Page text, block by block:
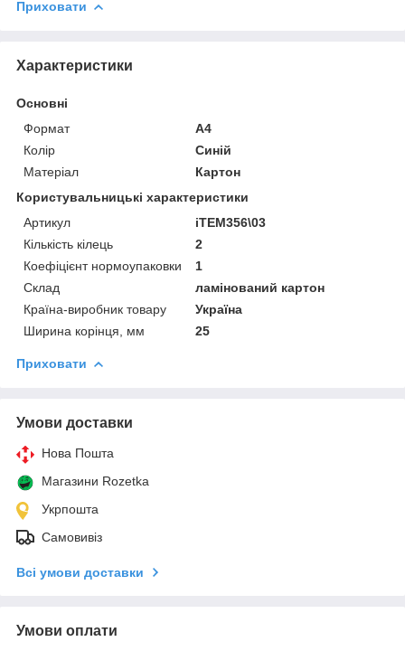
Приховати
Характеристики
Основні
Формат
A4
Колір
Синій
Матеріал
Картон
Користувальницькі характеристики
Артикул
iTEM356\03
Кількість кілець
2
Коефіцієнт нормоупаковки
1
Склад
ламінований картон
Країна-виробник товару
Україна
Ширина корінця, мм
25
Приховати
Умови доставки
Нова Пошта
Магазини Rozetka
Укрпошта
Самовивіз
Всі умови доставки
Умови оплати